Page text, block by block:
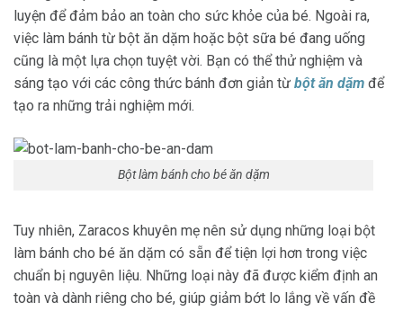
luyện để đảm bảo an toàn cho sức khỏe của bé. Ngoài ra,
việc làm bánh từ bột ăn dặm hoặc bột sữa bé đang uống
cũng là một lựa chọn tuyệt vời. Bạn có thể thử nghiệm và
sáng tạo với các công thức bánh đơn giản từ bột ăn dặm để
tạo ra những trải nghiệm mới.
Bột làm bánh cho bé ăn dặm
Tuy nhiên, Zaracos khuyên mẹ nên sử dụng những loại bột
làm bánh cho bé ăn dặm có sẵn để tiện lợi hơn trong việc
chuẩn bị nguyên liệu. Những loại này đã được kiểm định an
toàn và dành riêng cho bé, giúp giảm bớt lo lắng về vấn đề